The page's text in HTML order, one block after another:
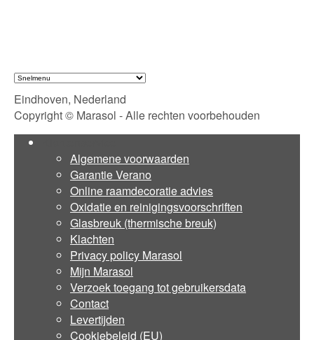
Eindhoven, Nederland
Copyright © Marasol - Alle rechten voorbehouden
Algemene voorwaarden
Garantie Verano
Online raamdecoratie advies
Oxidatie en reinigingsvoorschriften
Glasbreuk (thermische breuk)
Klachten
Privacy policy Marasol
Mijn Marasol
Verzoek toegang tot gebruikersdata
Contact
Levertijden
Cookiebeleid (EU)